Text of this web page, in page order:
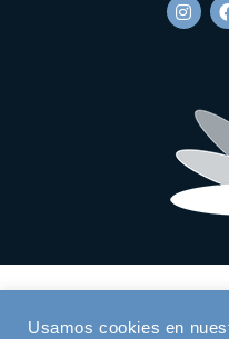
Usamos cookies en